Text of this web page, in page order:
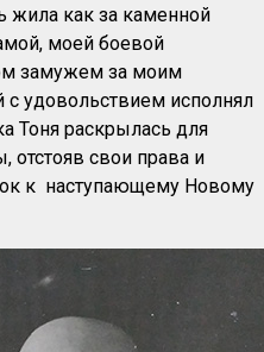
жила как за каменной
моей боевой
замужем за моим
удовольствием исполнял
Тоня раскрылась для
отстояв свои права и
к наступающему Новому